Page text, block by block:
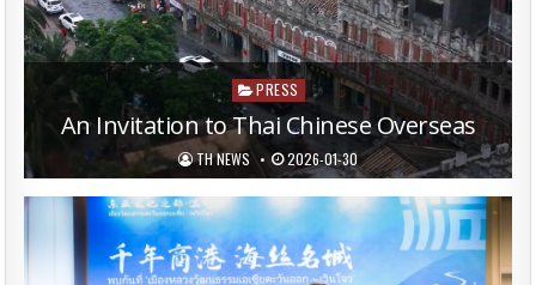
Posted
in
PRESS
An Invitation to Thai Chinese Overseas
TH NEWS 2026-01-30